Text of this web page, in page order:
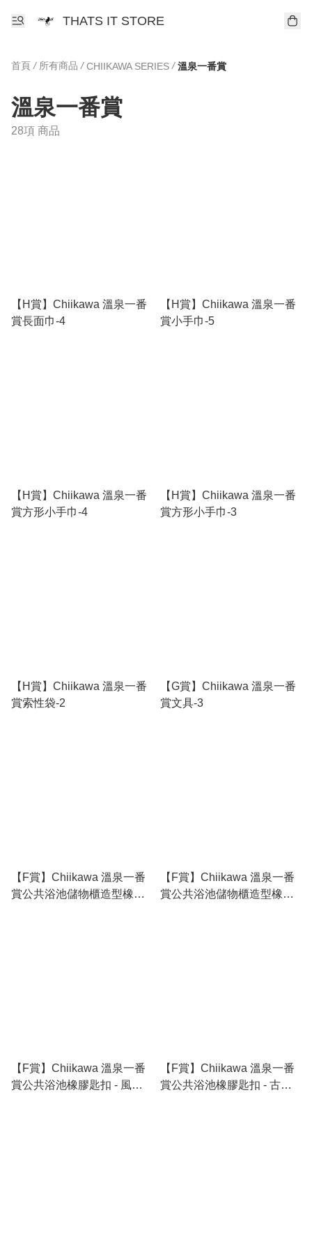
THATS IT STORE
首頁 / 所有商品 / CHIIKAWA SERIES / 溫泉一番賞
溫泉一番賞
28項 商品
【H賞】Chiikawa 溫泉一番
賞長面巾-4
【H賞】Chiikawa 溫泉一番
賞小手巾-5
【H賞】Chiikawa 溫泉一番
賞方形小手巾-4
【H賞】Chiikawa 溫泉一番
賞方形小手巾-3
【H賞】Chiikawa 溫泉一番
賞索性袋-2
【G賞】Chiikawa 溫泉一番
賞文具-3
【F賞】Chiikawa 溫泉一番
賞公共浴池儲物櫃造型橡膠
【F賞】Chiikawa 溫泉一番
賞公共浴池儲物櫃造型橡膠
【F賞】Chiikawa 溫泉一番
賞公共浴池橡膠匙扣 - 風獅 x
【F賞】Chiikawa 溫泉一番
賞公共浴池橡膠匙扣 - 古本